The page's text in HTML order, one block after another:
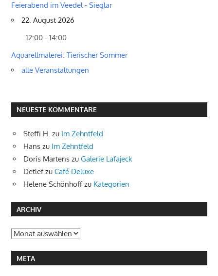
Feierabend im Veedel - Sieglar
22. August 2026
12:00 - 14:00
Aquarellmalerei: Tierischer Sommer
alle Veranstaltungen
NEUESTE KOMMENTARE
Steffi H. zu Im Zehntfeld
Hans zu Im Zehntfeld
Doris Martens zu Galerie Lafajeck
Detlefzu Café Deluxe
Helene Schönhoff zu Kategorien
ARCHIV
Archiv
META